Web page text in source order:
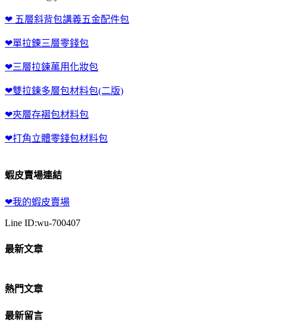
❤ 五層斜背包講義五金配件包
❤單拉錬三層零錢包
❤三層拉鍊萬用化妝包
❤雙拉鍊多層包材料包(二版)
❤夾層存褶包材料包
❤打角立體零錢包材料包
蝦皮賣場連結
❤我的蝦皮賣場
Line ID:wu-700407
最新文章
熱門文章
最新留言